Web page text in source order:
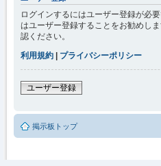
ログインするにはユーザー登録が必
はユーザー登録することをお勧めし
認ください。
利用規約 | プライバシーポリシー
ユーザー登録
掲示板トップ